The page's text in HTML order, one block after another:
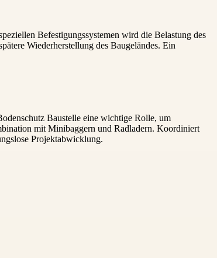
Befestigungssystemen wird die Belastung des
Wiederherstellung des Baugeländes. Ein
Baustelle eine wichtige Rolle, um
mit Minibaggern und Radladern. Koordiniert
Projektabwicklung.